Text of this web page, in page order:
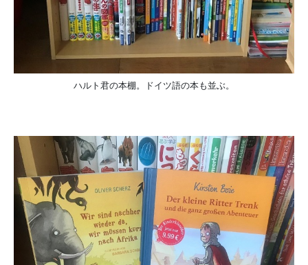
ハルト君の本棚。ドイツ語の本も並ぶ。